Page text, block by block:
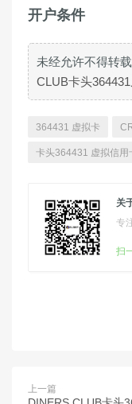
开户条件
未经允许不得转载
CLUB卡头
364431 虚拟卡
卡头364431 虚拟信用
关
专
扫
上一篇